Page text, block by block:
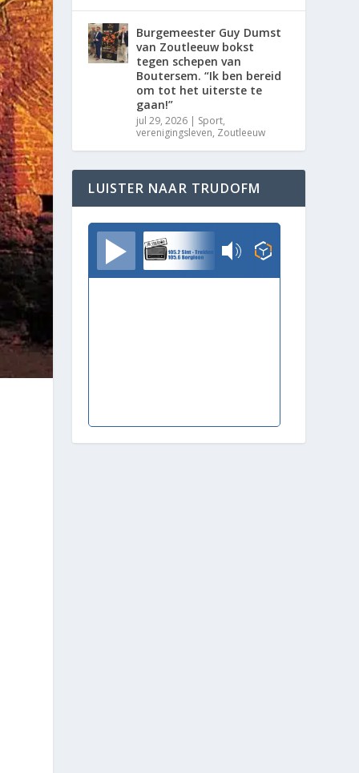
Burgemeester Guy Dumst
van Zoutleeuw bokst
tegen schepen van
Boutersem. “Ik ben bereid
om tot het uiterste te
gaan!”
jul 29, 2026 | Sport,
verenigingsleven, Zoutleeuw
LUISTER NAAR TRUDOFM
TrudoFM